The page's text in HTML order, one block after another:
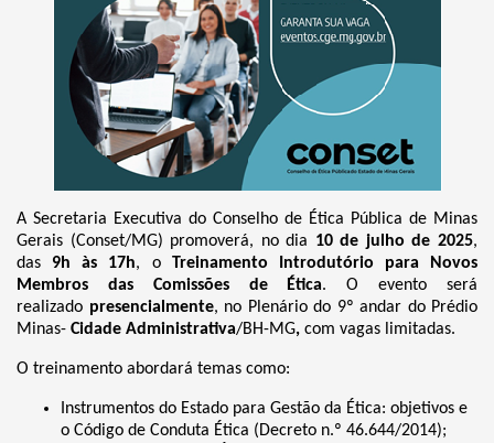
A Secretaria Executiva do Conselho de Ética Pública de Minas
Gerais (Conset/MG) promoverá, no dia 10 de julho de 2025,
das 9h às 17h, o Treinamento Introdutório para Novos
Membros das Comissões de Ética. O evento será
realizado presencialmente, no Plenário do 9º andar do Prédio
Minas- Cidade Administrativa/BH-MG, com vagas limitadas.
O treinamento abordará temas como:
Instrumentos do Estado para Gestão da Ética: objetivos e
o Código de Conduta Ética (Decreto n.º 46.644/2014);